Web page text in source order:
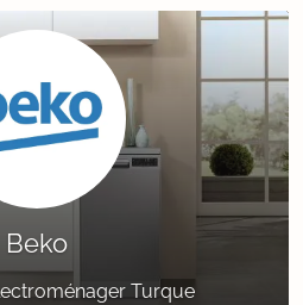
Beko
Turque